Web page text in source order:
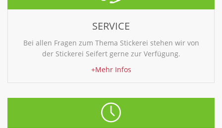
SERVICE
Bei allen Fragen zum Thema Stickerei stehen wir von
der Stickerei Seifert gerne zur Verfügung.
+Mehr Infos